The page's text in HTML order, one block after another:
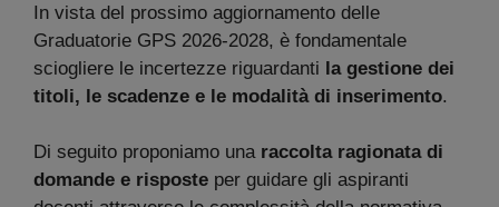
In vista del prossimo aggiornamento delle
Graduatorie GPS 2026-2028, è fondamentale
sciogliere le incertezze riguardanti la gestione dei
titoli, le scadenze e le modalità di inserimento.
Di seguito proponiamo una raccolta ragionata di
domande e risposte per guidare gli aspiranti